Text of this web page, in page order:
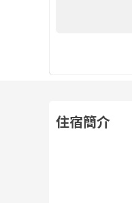
住宿簡介